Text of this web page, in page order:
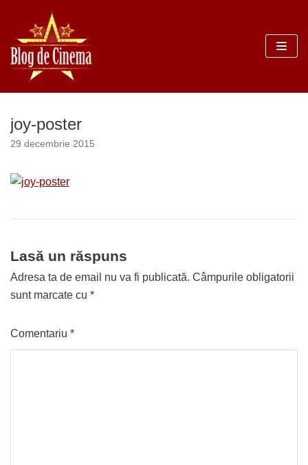
Sari
la
conținut
joy-poster
29 decembrie 2015
Lasă un răspuns
Adresa ta de email nu va fi publicată. Câmpurile obligatorii
sunt marcate cu *
Comentariu *